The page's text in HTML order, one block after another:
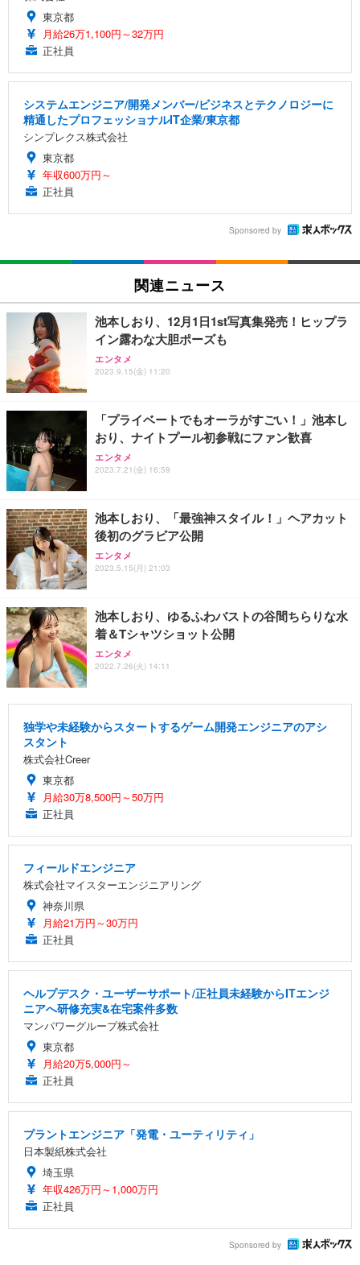
東京都
月給26万1,100円～32万円
正社員
システムエンジニア/開発メンバー/ビジネスとテクノロジーに
精通したプロフェッショナルIT企業/東京都
シンプレクス株式会社
東京都
年収600万円～
正社員
Sponsored by
関連ニュース
池本しおり、12月1日1st写真集発売！ヒップラ
イン露わな大胆ポーズも
エンタメ
2023.9.15(金) 11:20
「プライベートでもオーラがすごい！」池本し
おり、ナイトプール初参戦にファン歓喜
エンタメ
2023.7.21(金) 16:59
池本しおり、「最強神スタイル！」ヘアカット
後初のグラビア公開
エンタメ
2023.5.15(月) 21:03
池本しおり、ゆるふわバストの谷間ちらりな水
着＆Tシャツショット公開
エンタメ
2022.7.26(火) 14:11
独学や未経験からスタートするゲーム開発エンジニアのアシ
スタント
株式会社Creer
東京都
月給30万8,500円～50万円
正社員
フィールドエンジニア
株式会社マイスターエンジニアリング
神奈川県
月給21万円～30万円
正社員
ヘルプデスク・ユーザーサポート/正社員未経験からITエンジ
ニアへ研修充実&在宅案件多数
マンパワーグループ株式会社
東京都
月給20万5,000円～
正社員
プラントエンジニア「発電・ユーティリティ」
日本製紙株式会社
埼玉県
年収426万円～1,000万円
正社員
Sponsored by